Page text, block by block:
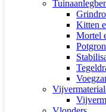
Kitten
Mortel